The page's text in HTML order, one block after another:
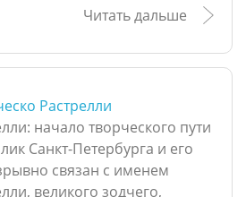
Читать дальше
Растрелли
начало творческого пути
Санкт-Петербурга и его
связан с именем
великого зодчего,